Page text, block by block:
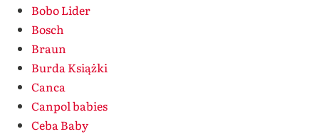
Bobo Lider
Bosch
Braun
Burda Książki
Canca
Canpol babies
Ceba Baby